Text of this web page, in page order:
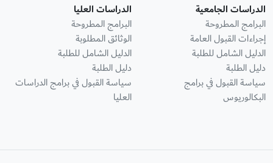
الدراسات الجامعية
البرامج المطروحة
إجراءات القبول العامة
الدليل الشامل للطلبة
دليل الطلبة
سياسة القبول في برامج
البكالوريوس
الدراسات العليا
البرامج المطروحة
الوثائق المطلوبة
الدليل الشامل للطلبة
دليل الطلبة
سياسة القبول في برامج الدراسات
العليا